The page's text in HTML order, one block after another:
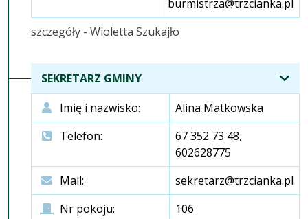
szczegóły - Wioletta Szukajło
burmistrza@trzcianka.pl
SEKRETARZ GMINY
Imię i nazwisko:
Alina Matkowska
Telefon:
67 352 73 48,
602628775
Mail:
sekretarz@trzcianka.pl
Nr pokoju:
106